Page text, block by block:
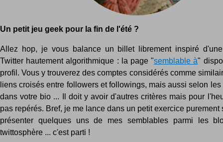
Un petit jeu geek pour la fin de l'été ?
Allez hop, je vous balance un billet librement inspiré
Twitter hautement algorithmique : la page "semblable à"
profil. Vous y trouverez des comptes considérés comme
liens croisés entre followers et followings, mais aussi selon
dans votre bio ... Il doit y avoir d'autres critères mais pour
pas repérés. Bref, je me lance dans un petit exercice purement
présenter quelques uns de mes semblables parmi les
twittosphère ... c'est parti !